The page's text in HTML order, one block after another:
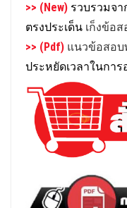
>> (New) รวบรวมจ
ตรงประเด็น เก็งข้อส
>> (Pdf) แนวข้อสอบ
ประหยัดเวลาในการ